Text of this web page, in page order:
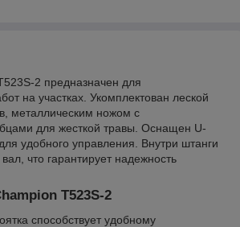
2 предназначен для
на участках. Укомплектован леской
металлическим ножом с
для жесткой травы. Оснащен U-
удобного управления. Внутри штанги
что гарантирует надежность
Т523S-2
способствует удобному